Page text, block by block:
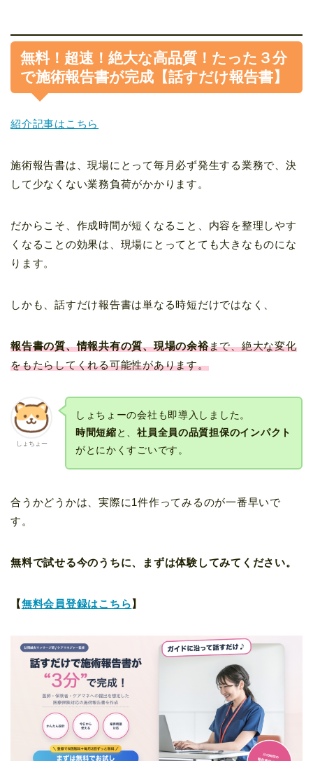
無料！超速！絶大な高品質！たった３分
で施術報告書が完成【話すだけ報告書】
紹介記事はこちら
施術報告書は、現場にとって毎月必ず発生する業務で、決
して少なくない業務負荷がかかります。
だからこそ、作成時間が短くなること、内容を整理しやす
くなることの効果は、現場にとってとても大きなものにな
ります。
しかも、話すだけ報告書は単なる時短だけではなく、
報告書の質、情報共有の質、現場の余裕まで、絶大な変化
をもたらしてくれる可能性があります。
しょちょー
しょちょーの会社も即導入しました。
時間短縮と、社員全員の品質担保のインパクト
がとにかくすごいです。
合うかどうかは、実際に1件作ってみるのが一番早いで
す。
無料で試せる今のうちに、まずは体験してみてください。
【無料会員登録はこちら】